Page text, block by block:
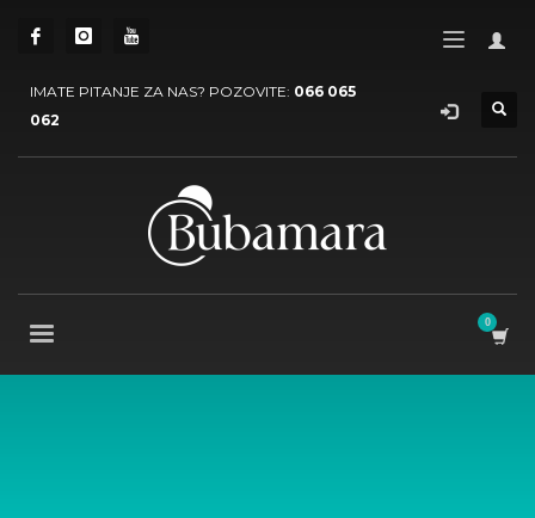
IMATE PITANJE ZA NAS? POZOVITE: 066 065
062